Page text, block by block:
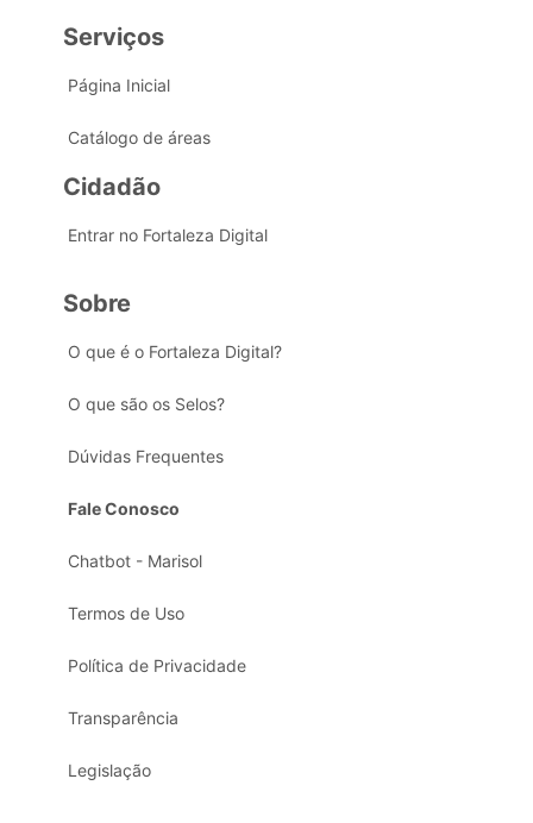
Serviços
Página Inicial
Catálogo de áreas
Cidadão
Entrar no Fortaleza Digital
Sobre
O que é o Fortaleza Digital?
O que são os Selos?
Dúvidas Frequentes
Fale Conosco
Chatbot - Marisol
Termos de Uso
Política de Privacidade
Transparência
Legislação